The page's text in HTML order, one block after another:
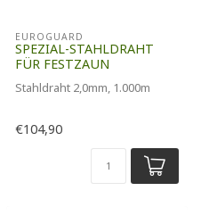
EUROGUARD
SPEZIAL-STAHLDRAHT
FÜR FESTZAUN
Stahldraht 2,0mm, 1.000m
€104,90